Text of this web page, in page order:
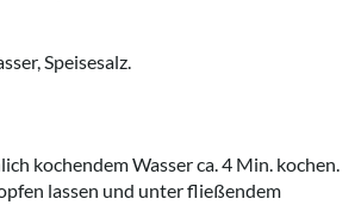
Speisesalz.
kochendem Wasser ca. 4 Min. kochen.
lassen und unter fließendem